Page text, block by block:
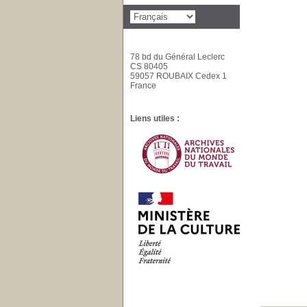
78 bd du Général Leclerc
CS 80405
59057 ROUBAIX Cedex 1
France
Liens utiles :